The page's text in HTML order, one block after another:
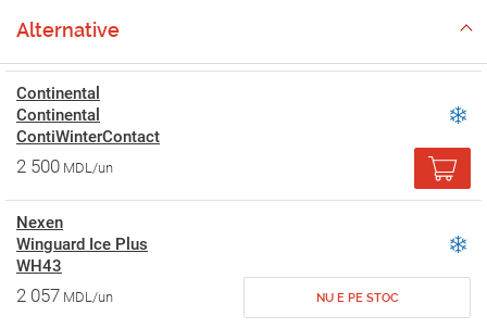
Alternative
Continental
Continental
ContiWinterContact
2 500 MDL/un
Nexen
Winguard Ice Plus
WH43
2 057 MDL/un NU E PE STOC